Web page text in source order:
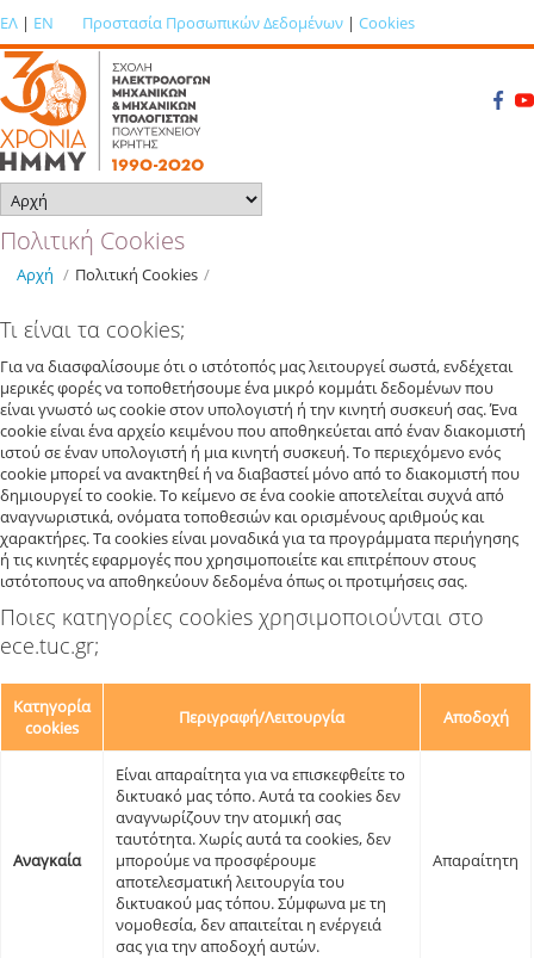
ΕΛ | EN Προστασία Προσωπικών Δεδομένων | Cookies
Πολιτική Cookies
Αρχή / Πολιτική Cookies /
Τι είναι τα cookies;
Για να διασφαλίσουμε ότι ο ιστότοπός μας λειτουργεί σωστά, ενδέχεται
μερικές φορές να τοποθετήσουμε ένα μικρό κομμάτι δεδομένων που
είναι γνωστό ως cookie στον υπολογιστή ή την κινητή συσκευή σας. Ένα
cookie είναι ένα αρχείο κειμένου που αποθηκεύεται από έναν διακομιστή
ιστού σε έναν υπολογιστή ή μια κινητή συσκευή. Το περιεχόμενο ενός
cookie μπορεί να ανακτηθεί ή να διαβαστεί μόνο από το διακομιστή που
δημιουργεί το cookie. Το κείμενο σε ένα cookie αποτελείται συχνά από
αναγνωριστικά, ονόματα τοποθεσιών και ορισμένους αριθμούς και
χαρακτήρες. Τα cookies είναι μοναδικά για τα προγράμματα περιήγησης
ή τις κινητές εφαρμογές που χρησιμοποιείτε και επιτρέπουν στους
ιστότοπους να αποθηκεύουν δεδομένα όπως οι προτιμήσεις σας.
Ποιες κατηγορίες cookies χρησιμοποιούνται στο
ece.tuc.gr;
Κατηγορία
cookies
Περιγραφή/Λειτουργία Αποδοχή
Αναγκαία
Είναι απαραίτητα για να επισκεφθείτε το
δικτυακό μας τόπο. Αυτά τα cookies δεν
αναγνωρίζουν την ατομική σας
ταυτότητα. Χωρίς αυτά τα cookies, δεν
μπορούμε να προσφέρουμε
αποτελεσματική λειτουργία του
δικτυακού μας τόπου. Σύμφωνα με τη
νομοθεσία, δεν απαιτείται η ενέργειά
σας για την αποδοχή αυτών.
Απαραίτητη